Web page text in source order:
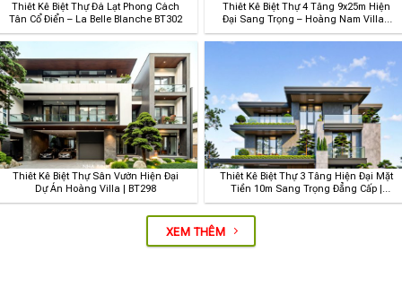
Thiết Kế Biệt Thự Đà Lạt Phong Cách
Tân Cổ Điển – La Belle Blanche BT302
Thiết Kế Biệt Thự 4 Tầng 9x25m Hiện
Đại Sang Trọng – Hoàng Nam Villa |
BT108
Thiết Kế Biệt Thự Sân Vườn Hiện Đại
Dự Án Hoàng Villa | BT298
Thiết Kế Biệt Thự 3 Tầng Hiện Đại Mặt
Tiền 10m Sang Trọng Đẳng Cấp |
BT167
XEM THÊM